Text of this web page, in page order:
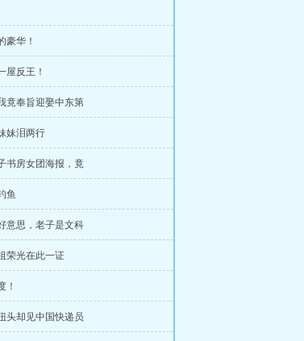
豪华！
屋反王！
竟奉旨迎娶中东第
妹泪两行
书房女团海报，竟
鱼
意思，老子是文科
荣光在此一证
！
头却见中国快递员